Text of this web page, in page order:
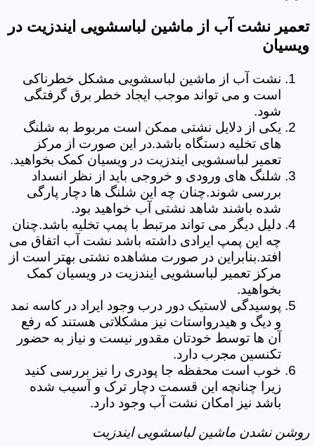
تعمیر نشت آب از ماشین لباسشویی ایندزیت در
ویسیان
نشت آب از ماشین لباسشویی مشکل خطرناکی
است و می تواند موجب ایجاد خطر برق گرفتگی
شود.
یکی از دلایل نشتی ممکن است مربوط به شلنگ
های تخلیه دستگاه باشد.در این صورت از مرکز
تعمیر لباسشویی ایندزیت در ویسیان کمک بخواهید.
شلنگ های ورودی و خروجی باید از نظر انسداد
بررسی شوند.چنان چه این شلنگ ها دچار پارگی
شده باشند شاهد نشتی آب خواهید بود.
دلیل دیگر می تواند مرتبط با پمپ تخلیه باشد.چنان
چه این پمپ ایرادی داشته باشد نشت آب اتفاق می
افتد.بنابراین در صورت مشاهده نشتی بهتر است از
مرکز تعمیر لباسشویی ایندزیت در ویسیان کمک
بخواهید.
پوسیدگی لاستیک دور درب وجود ایراد در کاسه نمد
و دیگ و هیدرواستات نیز مشکلاتی هستند که رفع
آن ها توسط خودتان مقدور نیست و نیاز به حضور
تکنسین مجرب دارد.
خوب است محفظه جا پودری را نیز بررسی کنید
زیرا چنانچه این قسمت دچار ترک و آسیب شده
باشد نیز امکان نشت آب وجود دارد.
روشن نشدن ماشین لباسشویی ایندزیت